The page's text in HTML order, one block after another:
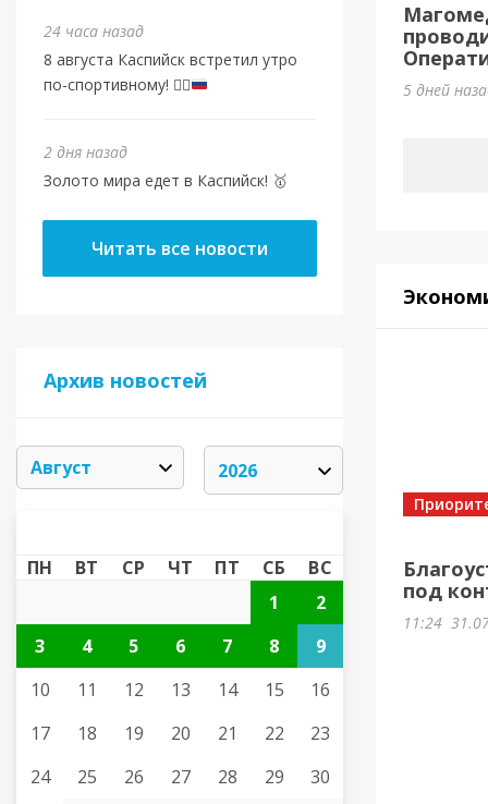
24 часа назад
8 августа Каспийск встретил утро
по-спортивному! 🏃‍♂️
2 дня назад
Золото мира едет в Каспийск! 🥇
Читать все новости
Архив новостей
ПН ВТ СР ЧТ ПТ СБ
ВС
1
2
3
4 5 6 7 8
9
10
11 12 13 14 15
16
17
18 19 20 21 22
23
24
25 26 27 28 29
30
Спорт
5 дней
под
11:24